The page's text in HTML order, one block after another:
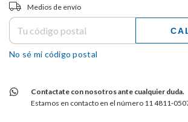
Entregas para el CP:
Medios de envío
No sé mi código postal
Contactate con nosotros ante cualquier duda.
Estamos en contacto en el número 11 4811-